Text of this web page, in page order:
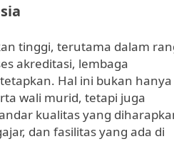
tinggi, terutama dalam
akreditasi, lembaga
Hal ini bukan hanya
wali murid, tetapi juga
kualitas yang
dan fasilitas yang ada di